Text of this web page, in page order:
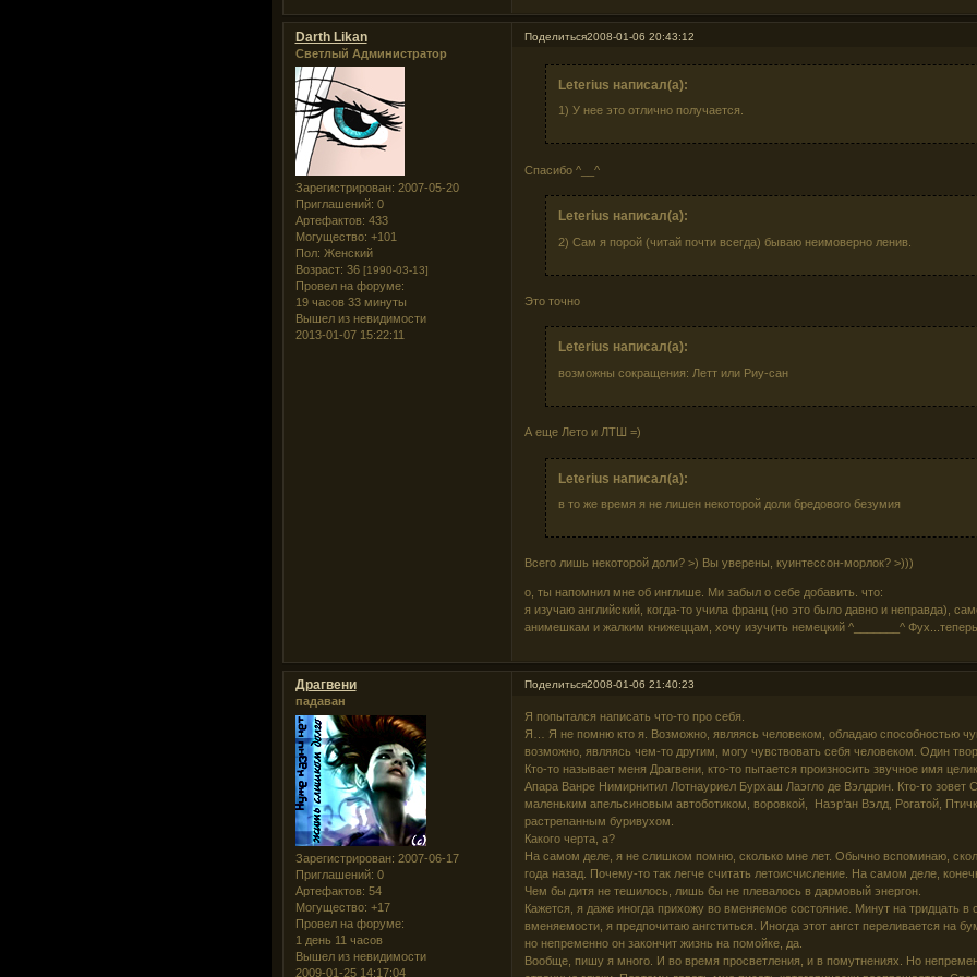
Поделиться2008-01-06 20:43:12
Darth Likan
Светлый Администратор
Зарегистрирован: 2007-05-20
Приглашений: 0
Артефактов: 433
Могущество: +101
Пол: Женский
Возраст: 36 [1990-03-13]
Провел на форуме:
19 часов 33 минуты
Вышел из невидимости
2013-01-07 15:22:11
Leterius написал(а):
1) У нее это отлично получается.
Спасибо ^__^
Leterius написал(а):
2) Сам я порой (читай почти всегда) бываю неимоверно ленив.
Это точно
Leterius написал(а):
возможны сокращения: Летт или Риу-сан
А еще Лето и ЛТШ =)
Leterius написал(а):
в то же время я не лишен некоторой доли бредового безумия
Всего лишь некоторой доли? >) Вы уверены, куинтессон-морлок? >)))
о, ты напомнил мне об инглише. Ми забыл о себе добавить. что:
я изучаю английский, когда-то учила франц (но это было давно и неправда),
анимешкам и жалким книжеццам, хочу изучить немецкий ^_______^
Поделиться2008-01-06 21:40:23
Драгвени
падаван
Зарегистрирован: 2007-06-17
Приглашений: 0
Артефактов: 54
Могущество: +17
Провел на форуме:
1 день 11 часов
Вышел из невидимости
2009-01-25 14:17:04
Я попытался написать что-то про себя.
Я… Я не помню кто я. Возможно, являясь человеком, обладаю способностью
возможно, являясь чем-то другим, могу чувствовать себя человеком. Один
Кто-то называет меня Драгвени, кто-то пытается произносить звучное имя
Апара Ванре Нимирнитил Лотнауриел Бурхаш Лаэгло де Вэлдрин. Кто-то зовет
маленьким апельсиновым автоботиком, воровкой, Наэр‘ан Вэлд, Рогатой,
растрепанным буривухом.
Какого черта, а?
На самом деле, я не слишком помню, сколько мне лет. Обычно вспоминаю,
года назад. Почему-то так легче считать летоисчисление. На самом деле,
Чем бы дитя не тешилось, лишь бы не плевалось в дармовый энергон.
Кажется, я даже иногда прихожу во вменяемое состояние. Минут на тридцать в
вменяемости, я предпочитаю ангститься. Иногда этот ангст переливается на
но непременно он закончит жизнь на помойке, да.
Вообще, пишу я много. И во время просветления, и в помутнениях. Но